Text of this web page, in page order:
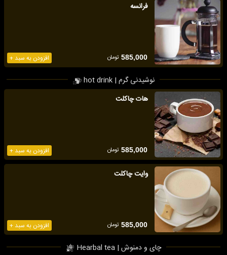
فرانسه
افزودن به سبد + 585,000 تومان
نوشیدنی گرم | hot drink
هات چاکلت
افزودن به سبد + 585,000 تومان
وایت چاکلت
افزودن به سبد + 585,000 تومان
چای و دمنوش | Hearbal tea